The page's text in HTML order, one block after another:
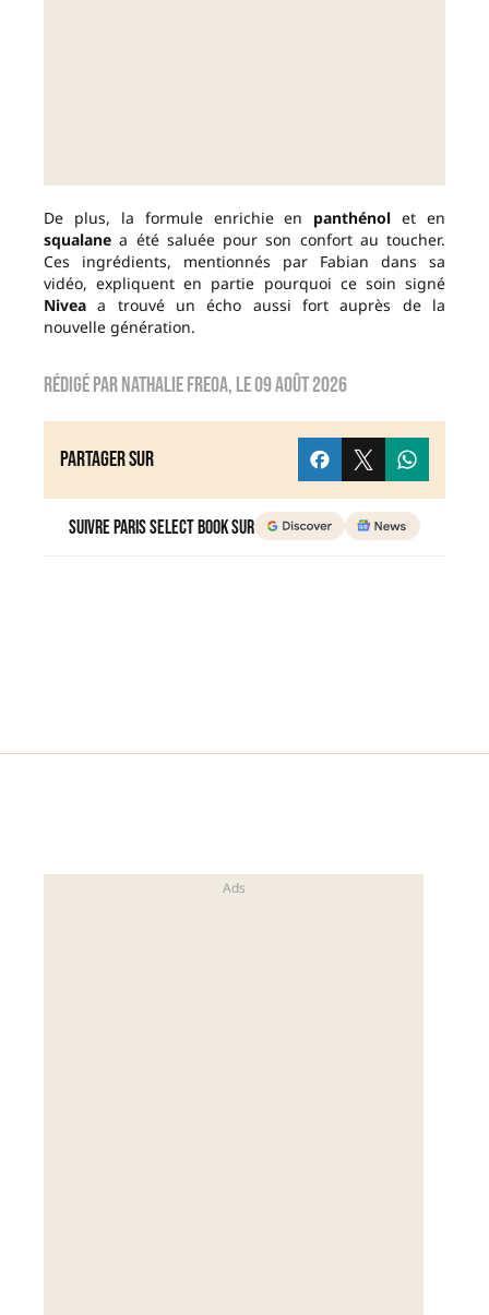
De plus, la formule enrichie en panthénol et en
squalane a été saluée pour son confort au toucher.
Ces ingrédients, mentionnés par Fabian dans sa
vidéo, expliquent en partie pourquoi ce soin signé
Nivea a trouvé un écho aussi fort auprès de la
nouvelle génération.
Rédigé parnathalie freoa, le09 août 2026
Partager sur
Suivre Paris Select Book sur